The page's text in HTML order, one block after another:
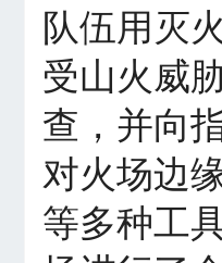
队伍用灭
受山火威
查，并向
对火场边
等多种工